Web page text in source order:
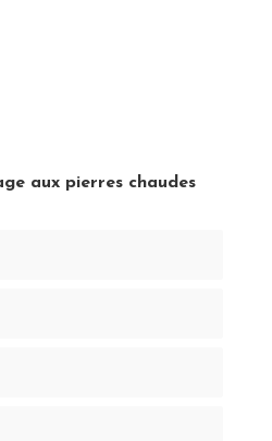
aux pierres chaudes